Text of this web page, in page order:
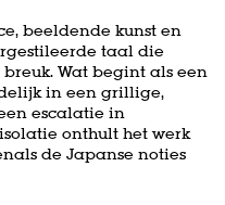
beeldende kunst en
taal die
Wat begint als een
in een grillige,
escalatie in
onthult het werk
de Japanse noties